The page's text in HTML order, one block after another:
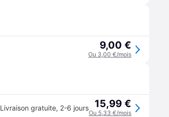
9,00 €
Ou 3,00 €/mois
Livraison gratuite, 2-6 jours 15,99 €
Ou 5,33 €/mois